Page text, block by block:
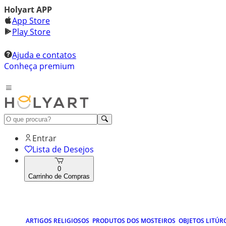
Holyart APP
App Store
Play Store
Ajuda e contatos
Conheça premium
Entrar
Lista de Desejos
0
Carrinho de Compras
ARTIGOS RELIGIOSOS PRODUTOS DOS MOSTEIROS OBJETOS